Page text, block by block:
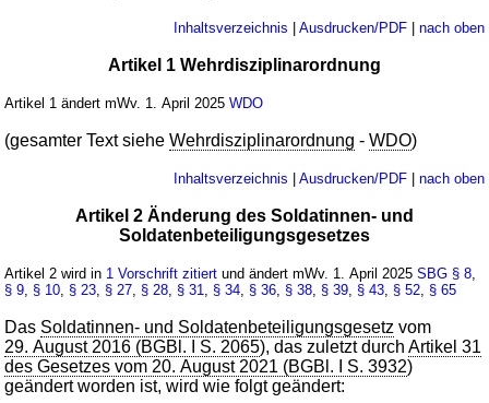
Inhaltsverzeichnis | Ausdrucken/PDF| nach oben
Artikel 1 Wehrdisziplinarordnung
Artikel 1 ändert mWv. 1. April 2025WDO
(gesamter Text sieheWehrdisziplinarordnung -WDO)
Inhaltsverzeichnis | Ausdrucken/PDF| nach oben
Artikel 2 Änderung des Soldatinnen- und
Soldatenbeteiligungsgesetzes
Artikel 2 wird in 1 Vorschrift zitiert und ändert mWv. 1. April 2025SBG § 8
§ 9 § 10 § 23 § 27 § 28 § 31 § 34 § 36 § 38 § 39 § 43 § 52 § 65
Das Soldatinnen- und Soldatenbeteiligungsgesetz vom
29. August 2016 (BGBl. I S. 2065), das zuletzt durchArtikel 31
des Gesetzes vom 20. August 2021 (BGBl. I S. 3932)
geändert worden ist, wird wie folgt geändert: